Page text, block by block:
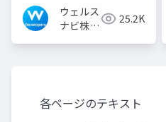
ウェルス
ナビ株式
25.2K
各ページのテキスト